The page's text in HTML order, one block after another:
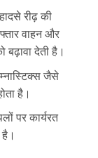
रीढ़ की
वाहन और
बढ़ावा देती है।
जैसे
है।
पर कार्यरत